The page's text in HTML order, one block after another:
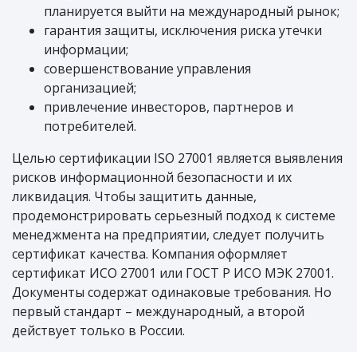
планируется выйти на международный рынок;
гарантия защиты, исключения риска утечки
информации;
совершенствование управления
организацией;
привлечение инвесторов, партнеров и
потребителей.
Целью сертификации ISO 27001 является выявления
рисков информационной безопасности и их
ликвидация. Чтобы защитить данные,
продемонстрировать серьезный подход к системе
менеджмента на предприятии, следует получить
сертификат качества. Компания оформляет
сертификат ИСО 27001 или ГОСТ Р ИСО МЭК 27001.
Документы содержат одинаковые требования. Но
первый стандарт – международный, а второй
действует только в России.